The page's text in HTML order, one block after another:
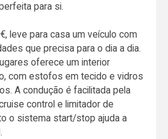
para si.
leve para casa um veículo com
que precisa para o dia a dia.
oferece um interior
com estofos em tecido e vidros
A condução é facilitada pela
control e limitador de
o sistema start/stop ajuda a